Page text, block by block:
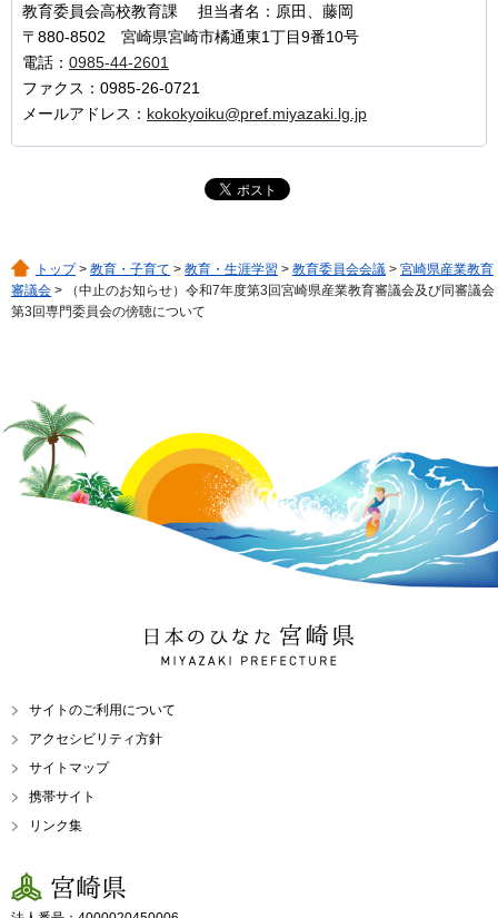
教育委員会高校教育課 担当者名：原田、藤岡
〒880-8502 宮崎県宮崎市橘通東1丁目9番10号
電話： 0985-44-2601
ファクス：0985-26-0721
メールアドレス： kokokyoiku@pref.miyazaki.lg.jp
トップ> 教育・子育て > 教育・生涯学習 > 教育委員会会議 > 宮崎県産業教育
審議会 > （中止のお知らせ）令和7年度第3回宮崎県産業教育審議会及び同審議会
第3回専門委員会の傍聴について
日本のひなた 宮崎県
MIYAZAKI PREFECTURE
サイトのご利用について
アクセシビリティ方針
サイトマップ
携帯サイト
リンク集
宮崎県